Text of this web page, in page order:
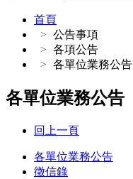
首頁
公告事項
各項公告
各單位業務公告
各單位業務公告
回上一頁
各單位業務公告
徵信錄